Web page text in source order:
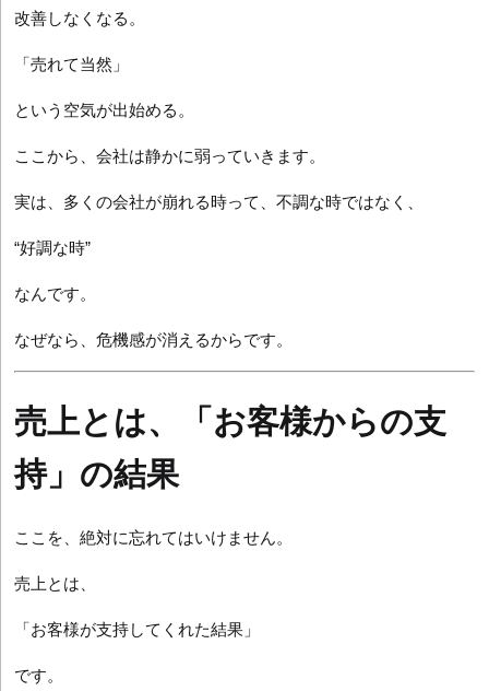
改善しなくなる。
「売れて当然」
という空気が出始める。
ここから、会社は静かに弱っていきます。
実は、多くの会社が崩れる時って、不調な時ではなく、
“好調な時”
なんです。
なぜなら、危機感が消えるからです。
売上とは、「お客様からの支
持」の結果
ここを、絶対に忘れてはいけません。
売上とは、
「お客様が支持してくれた結果」
です。